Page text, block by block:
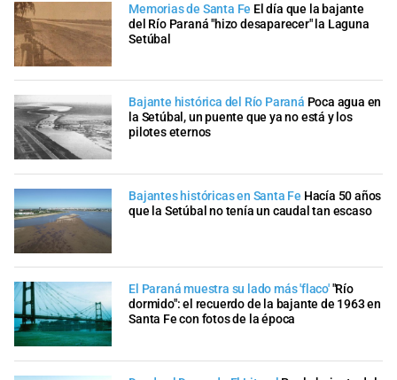
Memorias de Santa Fe El día que la bajante
del Río Paraná "hizo desaparecer" la Laguna
Setúbal
Bajante histórica del Río Paraná Poca agua en
la Setúbal, un puente que ya no está y los
pilotes eternos
Bajantes históricas en Santa Fe Hacía 50 años
que la Setúbal no tenía un caudal tan escaso
El Paraná muestra su lado más 'flaco'"Río
dormido": el recuerdo de la bajante de 1963 en
Santa Fe con fotos de la época